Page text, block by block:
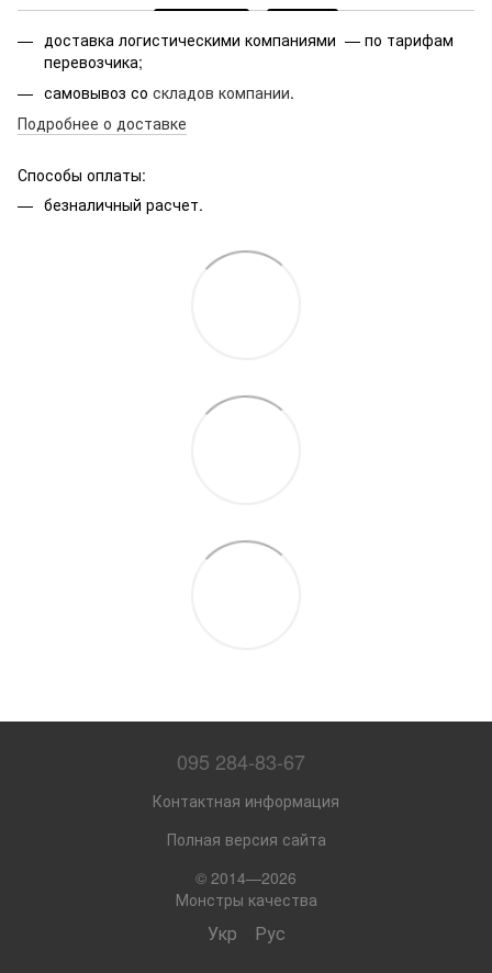
доставка логистическими компаниями — по тарифам
перевозчика;
самовывоз со складов компании.
Подробнее о доставке
Способы оплаты:
безналичный расчет.
095 284-83-67
Контактная информация
Полная версия сайта
© 2014—2026
Монстры качества
Укр Рус